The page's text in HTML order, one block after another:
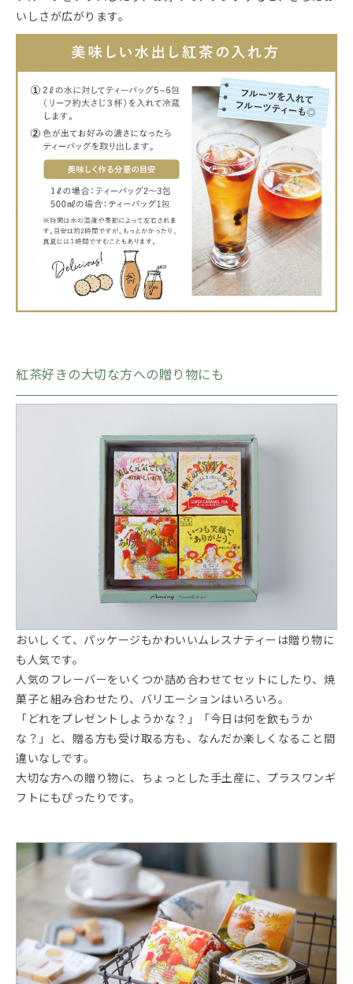
いしさが広がります。
紅茶好きの大切な方への贈り物にも
おいしくて、パッケージもかわいいムレスナティーは贈り物に
も人気です。
人気のフレーバーをいくつか詰め合わせてセットにしたり、焼
菓子と組み合わせたり、バリエーションはいろいろ。
「どれをプレゼントしようかな？」「今日は何を飲もうか
な？」と、贈る方も受け取る方も、なんだか楽しくなること間
違いなしです。
大切な方への贈り物に、ちょっとした手土産に、プラスワンギ
フトにもぴったりです。